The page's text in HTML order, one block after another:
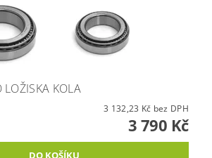
KOLA
3 132,23 Kč bez DPH
3 790 Kč